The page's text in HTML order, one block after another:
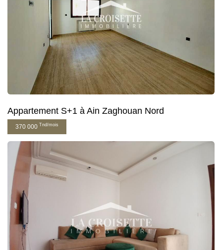
Appartement S+1 à Ain Zaghouan Nord
370 000 Tnd/mois